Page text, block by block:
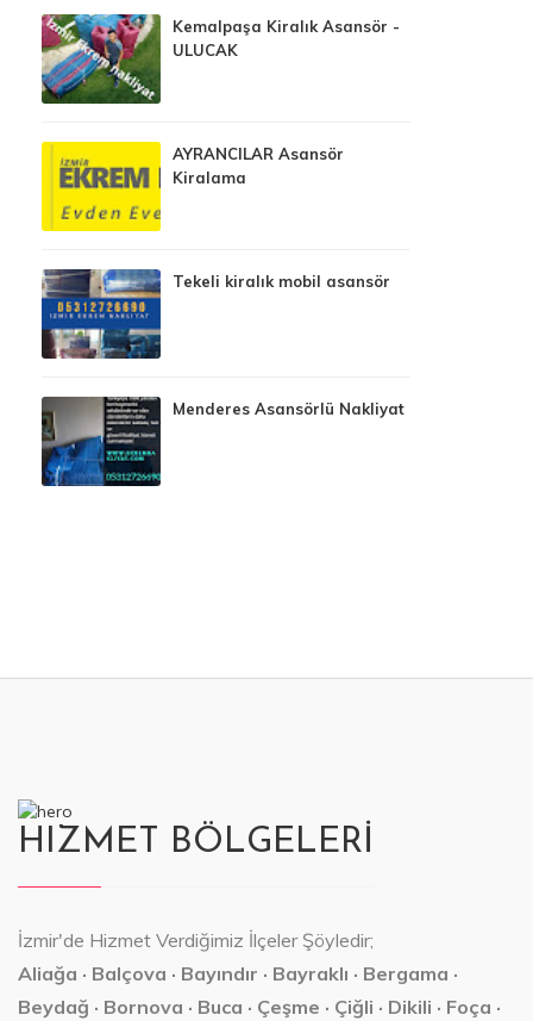
Kemalpaşa Kiralık Asansör -
ULUCAK
AYRANCILAR Asansör
Kiralama
Tekeli kiralık mobil asansör
Menderes Asansörlü Nakliyat
HIZMET BÖLGELERİ
İzmir'de Hizmet Verdiğimiz İlçeler Şöyledir;
Aliağa · Balçova · Bayındır · Bayraklı · Bergama ·
Beydağ · Bornova · Buca · Çeşme · Çiğli · Dikili · Foça ·